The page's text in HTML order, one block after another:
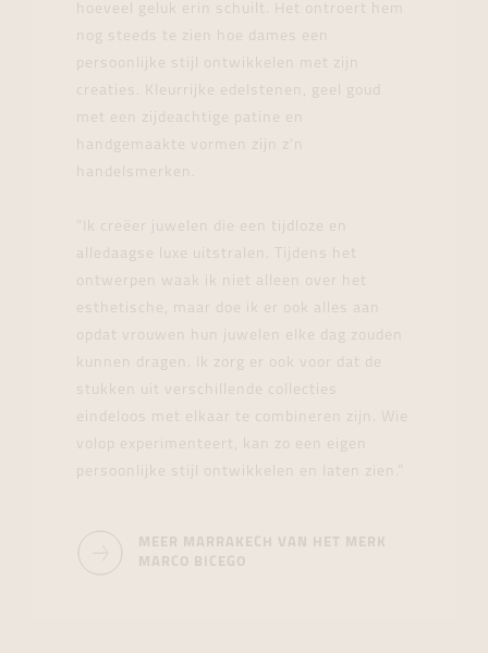
hoeveel geluk erin schuilt. Het ontroert hem
nog steeds te zien hoe dames een
persoonlijke stijl ontwikkelen met zijn
creaties. Kleurrijke edelstenen, geel goud
met een zijdeachtige patine en
handgemaakte vormen zijn z’n
handelsmerken.
“Ik creëer juwelen die een tijdloze en
alledaagse luxe uitstralen. Tijdens het
ontwerpen waak ik niet alleen over het
esthetische, maar doe ik er ook alles aan
opdat vrouwen hun juwelen elke dag zouden
kunnen dragen. Ik zorg er ook voor dat de
stukken uit verschillende collecties
eindeloos met elkaar te combineren zijn. Wie
volop experimenteert, kan zo een eigen
persoonlijke stijl ontwikkelen en laten zien.”
MEER MARRAKECH VAN HET MERK
MARCO BICEGO